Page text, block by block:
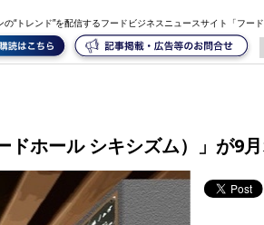
“トレンド”を配信するフードビジネスニュースサイト「フー
ホール シキシズム）」が9